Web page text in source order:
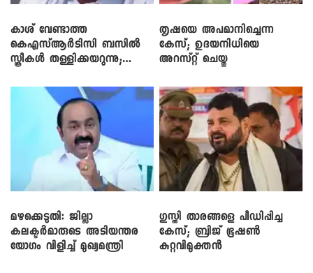
കാശ് വേണ്ടാത്ത
കെഎസ്ആർടിസി ബസിൽ
സ്ത്രീകൾ തള്ളിക്കയറുന്നു;
തൃഷയെ അപമാനിച്ചെന്ന
കേസ്; ഉദയനിധിയെ
അറസ്റ്റ് ചെയ്തു
മഴക്കെടുതി: ജില്ലാ
കലക്ടർമാരുടെ അടിയന്തര
യോഗം വിളിച്ച് മുഖ്യമന്ത്രി
​ഗുസ്തി താരങ്ങളെ പീഡിപ്പിച്ച
കേസ്; ബ്രിജ് ഭൂഷൺ
കുറ്റവിമുക്തൻ